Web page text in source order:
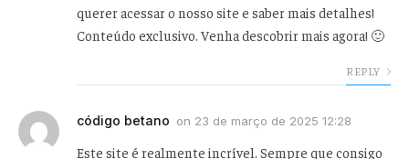
querer acessar o nosso site e saber mais detalhes!
Conteúdo exclusivo. Venha descobrir mais agora! 🙂
REPLY
código betano on 23 de março de 2025 12:28
Este site é realmente incrível. Sempre que consigo